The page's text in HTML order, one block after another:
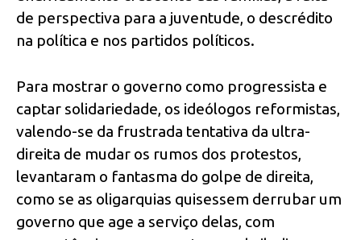
de perspectiva para a juventude, o descrédito
na política e nos partidos políticos.
Para mostrar o governo como progressista e
captar solidariedade, os ideólogos reformistas,
valendo-se da frustrada tentativa da ultra-
direita de mudar os rumos dos protestos,
levantaram o fantasma do golpe de direita,
como se as oligarquias quisessem derrubar um
governo que age a serviço delas, com